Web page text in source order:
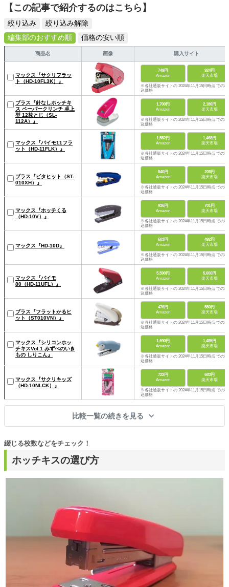
【この記事で紹介するのはこちら】
絞り込み
絞り込み解除
編集部のおすすめ順
価格の安い順
商品名 画像 購入サイト
マックス『サクリフラッ
ト（HD-10FL3K）』
749円
Amazon
924円
楽天市場
※各社通販サイトの 2024年11月15日時点 での税
込価格
プラス『針なしホッチキ
ス ペーパークリンチ 卓上
型 12枚とじ（SL-
112A）』
1,700円
Amazon
2,186円
楽天市場
※各社通販サイトの 2024年11月15日時点 での税
込価格
マックス『バイモ11フラ
ット（HD-11FLK）』
1,552円
Amazon
1,468円
楽天市場
※各社通販サイトの 2024年11月15日時点 での税
込価格
プラス『ピタヒット（ST-
010XH）』
540円
Amazon
208円
楽天市場
※各社通販サイトの 2024年11月15日時点 での税
込価格
マックス『ホッチくる
（HD-10V）』
936円
Amazon
701円
楽天市場
※各社通販サイトの 2024年11月15日時点 での税
込価格
マックス『HD-10D』
603円
Amazon
492円
楽天市場
※各社通販サイトの 2024年11月15日時点 での税
込価格
マックス『バイモ
80（HD-11UFL）』
5,590円
Amazon
5,600円
楽天市場
※各社通販サイトの 2024年11月15日時点 での税
込価格
プラス『フラットかるヒ
ット（ST010VN）』
476円
Amazon
550円
楽天市場
※各社通販サイトの 2024年11月15日時点 での税
込価格
マックス『シリコンホッ
チキスVol.1 みずべのいき
もの しりこん』
1,690円
Amazon
1,485円
楽天市場
※各社通販サイトの 2024年11月15日時点 での税
込価格
マックス『サクリキッズ
（HD-10NLCK）』
722円
Amazon
683円
楽天市場
※各社通販サイトの 2024年11月15日時点 での税
込価格
比較一覧の続きを見る
ホッチキスの選び方
綴じる枚数などをチェック！